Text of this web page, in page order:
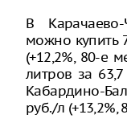
В Карачаево-
можно купить
(+12,2%, 80-е
литров за
Кабардино-
руб./л (+13,2%,